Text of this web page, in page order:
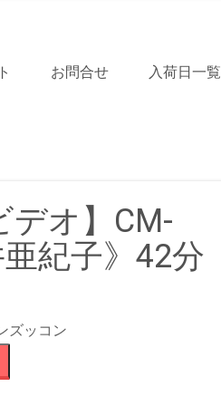
お問合せ 入荷日一覧
デオ】CM-
紀子》42分
ズッコン